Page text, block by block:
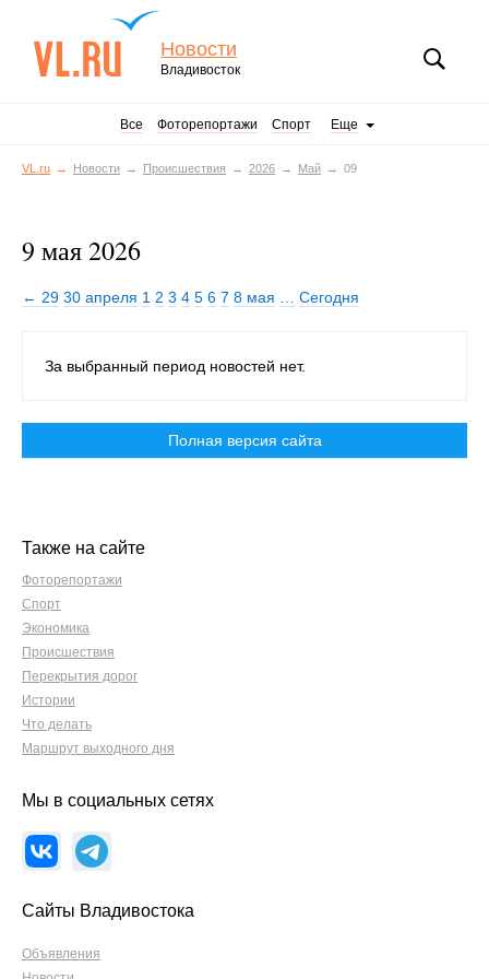
Новости
Владивосток
Все Фоторепортажи Спорт Еще
VL.ru Новости Происшествия 2026 Май 09
9 мая 2026
← 29 30 апреля 1 2 3 4 5 6 7 8 мая Сегодня
За выбранный период новостей нет.
Полная версия сайта
Также на сайте
Фоторепортажи
Спорт
Экономика
Происшествия
Перекрытия дорог
Истории
Что делать
Маршрут выходного дня
Мы в социальных сетях
Сайты Владивостока
Объявления